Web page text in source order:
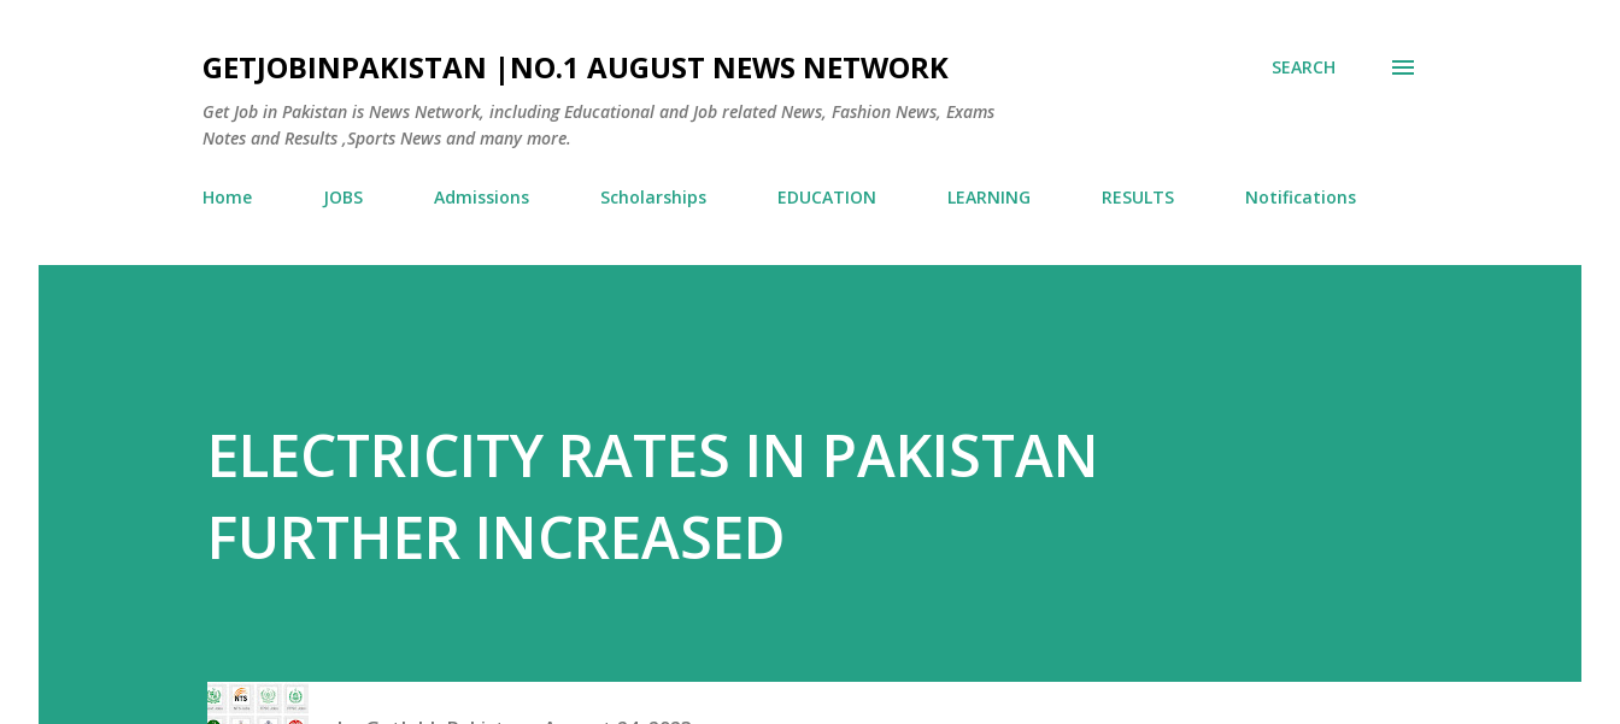
GETJOBINPAKISTAN |NO.1 AUGUST NEWS NETWORK
Get Job in Pakistan is News Network, including Educational and Job related News, Fashion News, Exams
Notes and Results ,Sports News and many more.
SEARCH
Home JOBS Admissions Scholarships EDUCATION LEARNING RESULTS Notifications
ELECTRICITY RATES IN PAKISTAN
FURTHER INCREASED